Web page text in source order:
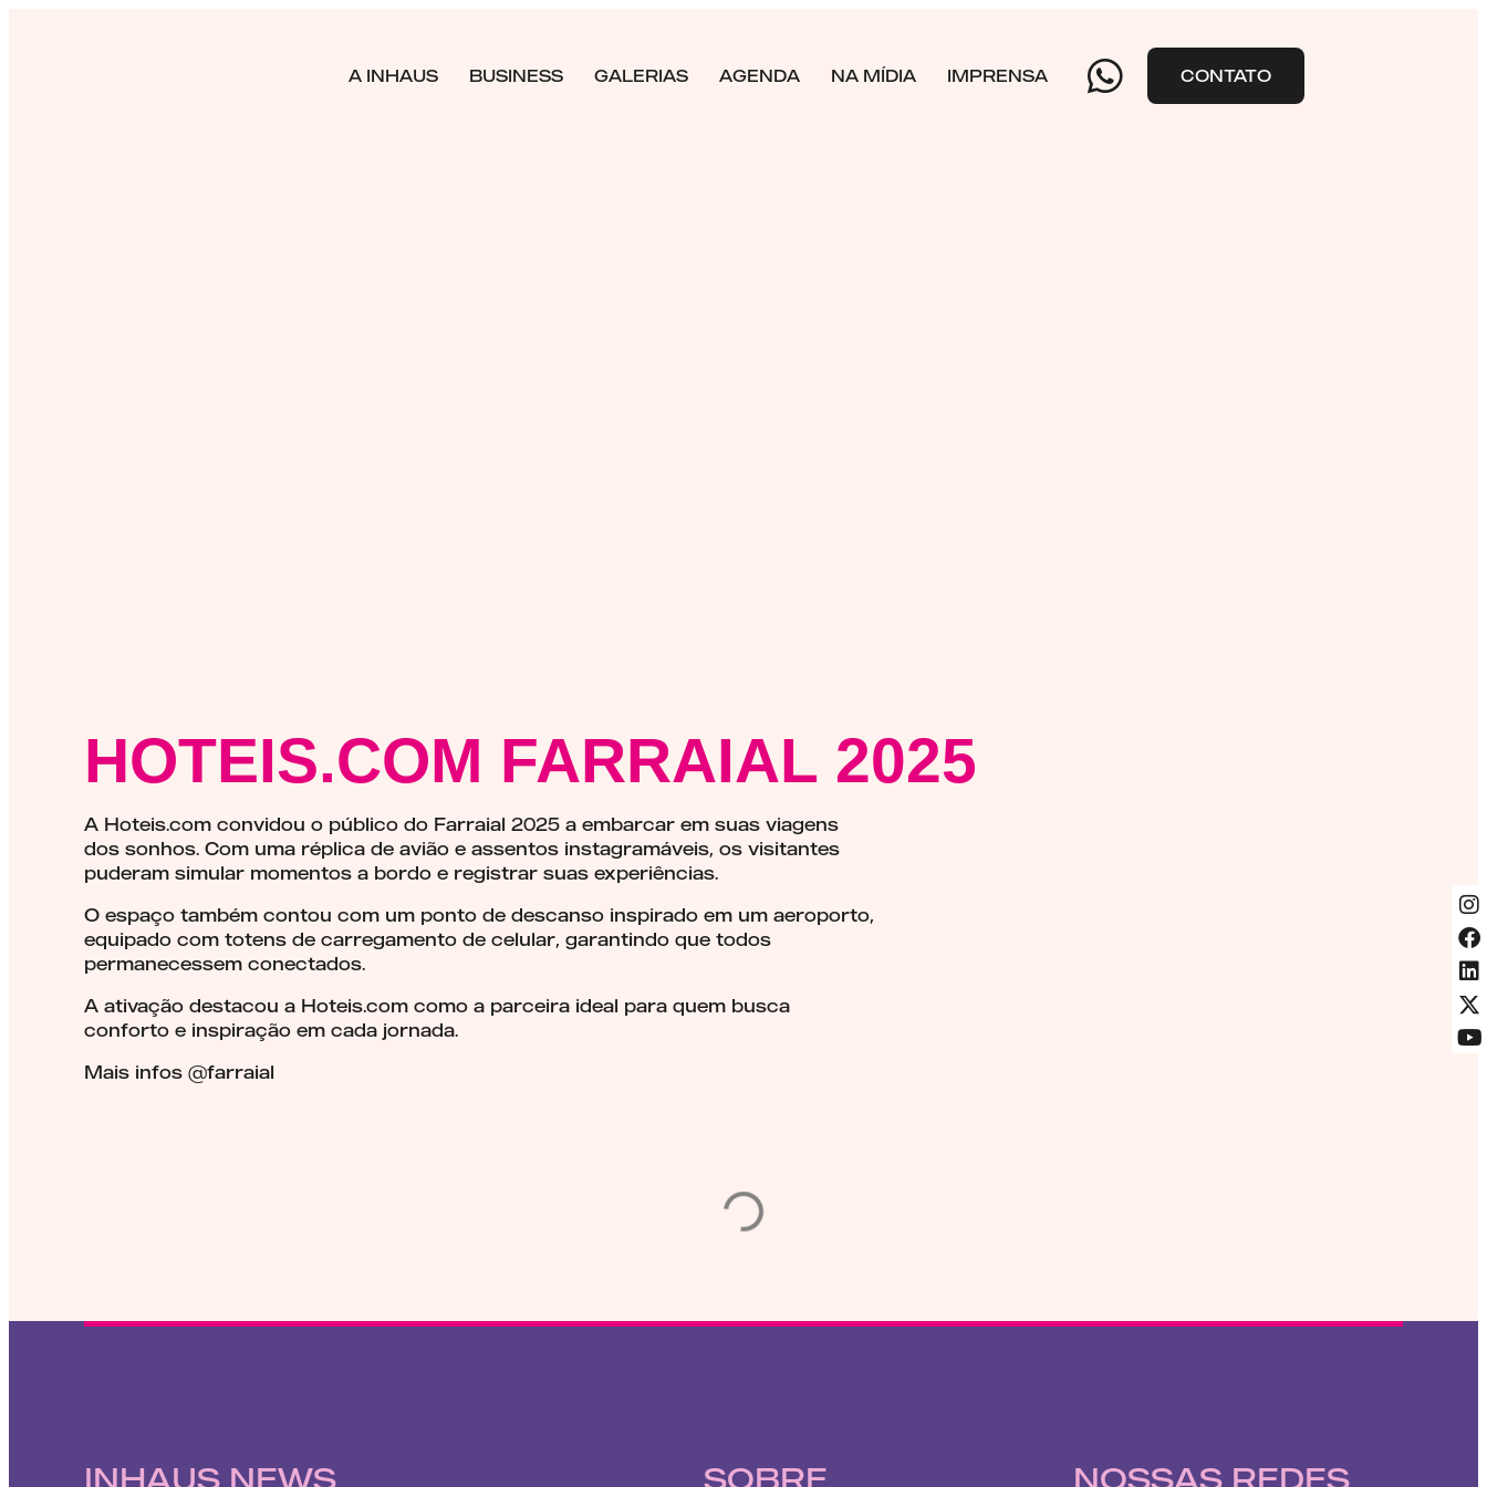
A INHAUS BUSINESS GALERIAS AGENDA NA MÍDIA IMPRENSA CONTATO
HOTEIS.COM FARRAIAL 2025
A Hoteis.com convidou o público do Farraial 2025 a embarcar em suas viagens
dos sonhos. Com uma réplica de avião e assentos instagramáveis, os visitantes
puderam simular momentos a bordo e registrar suas experiências.
O espaço também contou com um ponto de descanso inspirado em um aeroporto,
equipado com totens de carregamento de celular, garantindo que todos
permanecessem conectados.
A ativação destacou a Hoteis.com como a parceira ideal para quem busca
conforto e inspiração em cada jornada.
Mais infos @farraial
INHAUS NEWS SOBRE NOSSAS REDES